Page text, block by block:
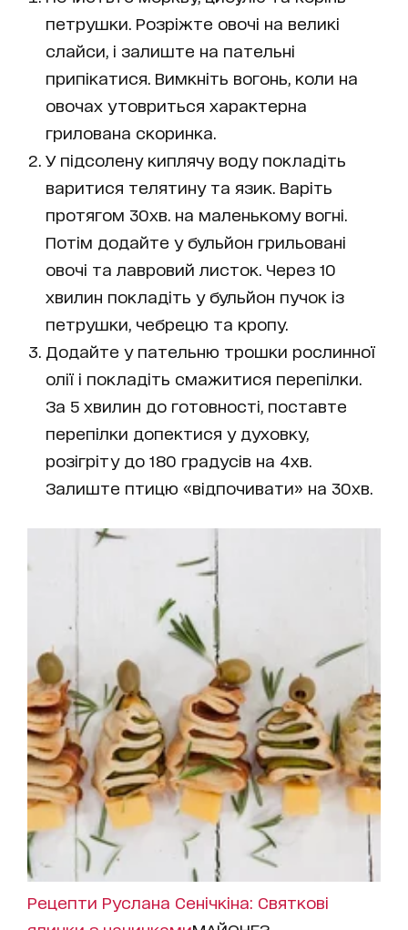
петрушки. Розріжте овочі на великі
слайси, і залиште на пательні
припікатися. Вимкніть вогонь, коли на
овочах утовриться характерна
грилована скоринка.
У підсолену киплячу воду покладіть
варитися телятину та язик. Варіть
протягом 30хв. на маленькому вогні.
Потім додайте у бульйон грильовані
овочі та лавровий листок. Через 10
хвилин покладіть у бульйон пучок із
петрушки, чебрецю та кропу.
Додайте у пательню трошки рослинної
олії і покладіть смажитися перепілки.
За 5 хвилин до готовності, поставте
перепілки допектися у духовку,
розігріту до 180 градусів на 4хв.
Залиште птицю «відпочивати» на 30хв.
Рецепти Руслана Сенічкіна: Святкові